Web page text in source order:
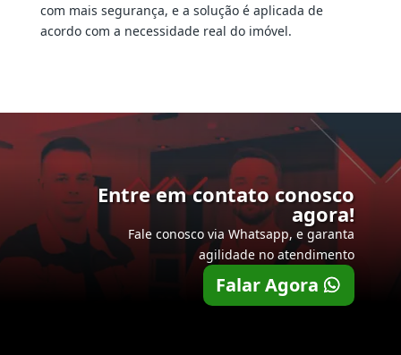
com mais segurança, e a solução é aplicada de
acordo com a necessidade real do imóvel.
Entre em contato conosco
agora!
Fale conosco via Whatsapp, e garanta
agilidade no atendimento
Falar Agora